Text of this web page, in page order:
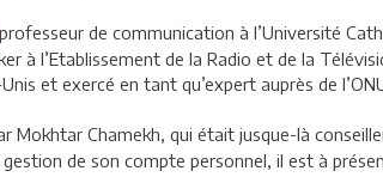
de communication à l’Université
à l’Etablissement de la Radio et de la
et exercé en tant qu’expert auprès de
Mokhtar Chamekh, qui était jusque-là
de son compte personnel, il est à